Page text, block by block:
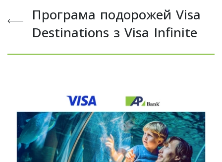
Програма подорожей Visa
Destinations з Visa Infinite